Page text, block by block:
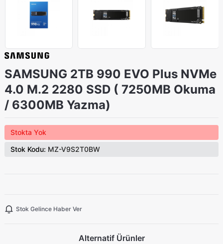
SAMSUNG 2TB 990 EVO Plus NVMe
4.0 M.2 2280 SSD ( 7250MB Okuma
/ 6300MB Yazma)
Stokta Yok
Stok Kodu: MZ-V9S2T0BW
Stok Gelince Haber Ver
Alternatif Ürünler